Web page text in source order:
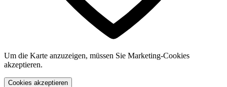
Um die Karte anzuzeigen, müssen Sie Marketing-Cookies
akzeptieren.
Cookies akzeptieren